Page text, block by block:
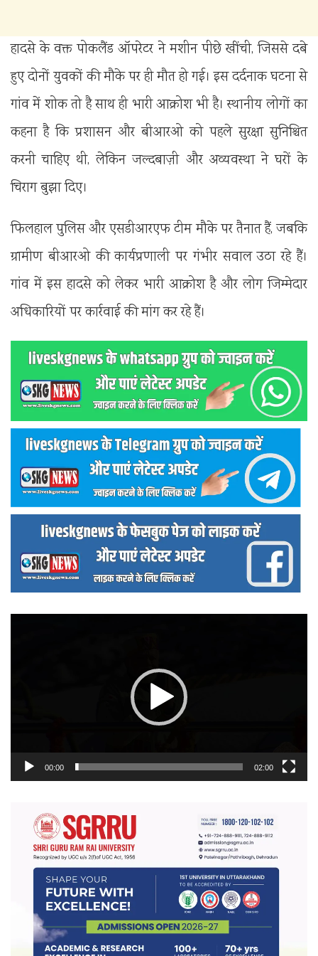
हादसे के वक्त पोकलैंड ऑपरेटर ने मशीन पीछे खींची, जिससे दबे
हुए दोनों युवकों की मौके पर ही मौत हो गई। इस दर्दनाक घटना से
गांव में शोक तो है साथ ही भारी आक्रोश भी है। स्थानीय लोगों का
कहना है कि प्रशासन और बीआरओ को पहले सुरक्षा सुनिश्चित
करनी चाहिए थी, लेकिन जल्दबाज़ी और अव्यवस्था ने घरों के
चिराग बुझा दिए।
फिलहाल पुलिस और एसडीआरएफ टीम मौके पर तैनात हैं, जबकि
ग्रामीण बीआरओ की कार्यप्रणाली पर गंभीर सवाल उठा रहे हैं।
गांव में इस हादसे को लेकर भारी आक्रोश है और लोग जिम्मेदार
अधिकारियों पर कार्रवाई की मांग कर रहे हैं।
00:00 02:00